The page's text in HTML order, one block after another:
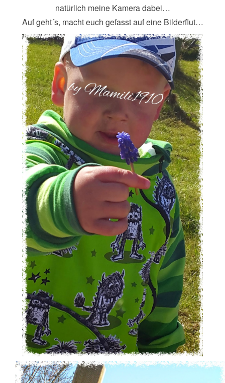
natürlich meine Kamera dabei…
Auf geht´s, macht euch gefasst auf eine Bilderflut…